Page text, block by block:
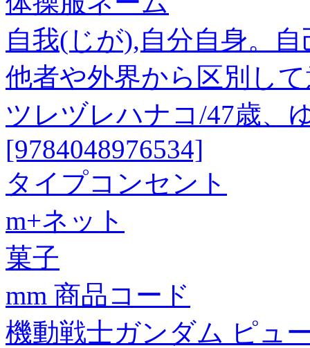
自我(じが),自分自身。
他者や外界から区別し
ツレヅレハナコ/47歳、
[9784048976534]
タイプコンセント
m+ネット
菓子
mm 商品コード
機動戦士ガンダム ピュ